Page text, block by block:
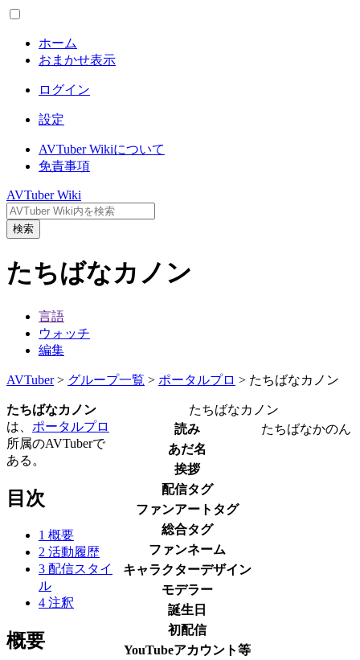
ホーム
おまかせ表示
ログイン
設定
AVTuber Wikiについて
免責事項
AVTuber Wiki
検索
たちばなカノン
言語
ウォッチ
編集
AVTuber> グループ一覧 > ポータルプロ > たちばなカノン
たちばなカノン
読み
たちばなかのん
あだ名
挨拶
配信タグ
ファンアートタグ
総合タグ
ファンネーム
キャラクターデザイン
モデラー
誕生日
初配信
YouTubeアカウント等
たちばなカノン
は、 ポータルプロ
所属のAVTuberで
ある。
目次
1 概要
2 活動履歴
3 配信スタイ
ル
4 注釈
概要